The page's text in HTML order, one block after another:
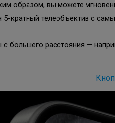
образом, вы можете
5-кратный телеобъектив с
большего расстояния —